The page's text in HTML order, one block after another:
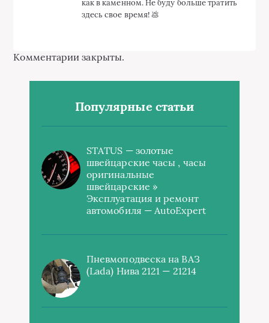
как в каменном. Не буду больше тратить
здесь свое время! 💩
Комментарии закрыты.
Популярные статьи
STATUS — золотые
швейцарские часы , часы
оригинальные
швейцарские »
Эксплуатация и ремонт
автомобиля — AutoExpert
Пневмоподвеска на ВАЗ
(Lada) Нива 2121 — 21214